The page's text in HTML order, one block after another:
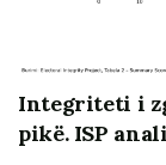
Instituti i
2017-2020 nga
Ulta, periudha
Integriteti i
pikë. ISP